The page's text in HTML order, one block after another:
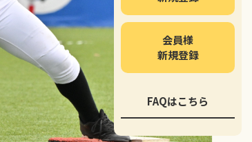
会員様
新規登録
FAQはこちら